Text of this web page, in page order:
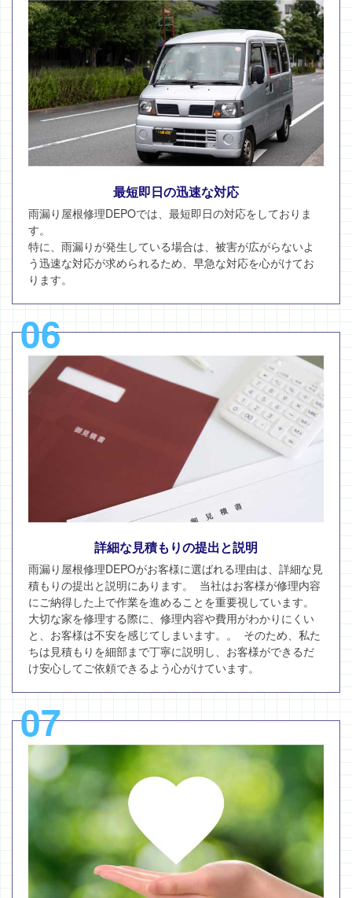
最短即日の迅速な対応
雨漏り屋根修理DEPOでは、最短即日の対応をしておりま
す。
特に、雨漏りが発生している場合は、被害が広がらないよ
う迅速な対応が求められるため、早急な対応を心がけてお
ります。
06
詳細な見積もりの提出と説明
雨漏り屋根修理DEPOがお客様に選ばれる理由は、詳細な見
積もりの提出と説明にあります。 当社はお客様が修理内容
にご納得した上で作業を進めることを重要視しています。
大切な家を修理する際に、修理内容や費用がわかりにくい
と、お客様は不安を感じてしまいます。。 そのため、私た
ちは見積もりを細部まで丁寧に説明し、お客様ができるだ
け安心してご依頼できるよう心がけています。
07